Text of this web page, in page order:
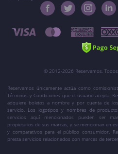
© 2012-2026 Reservamos.
Reservamos únicamente actúa como
Términos y Condiciones que el usuario acepta.
adquiere boletos a nombre y por cuenta de
servicio. Los logotipos y nombres de
servicios aquí mencionados pueden ser
propietarios de sus marcas, y se mencionan en
y comparativos para el público consumidor.
presta servicios relacionados con marcas de